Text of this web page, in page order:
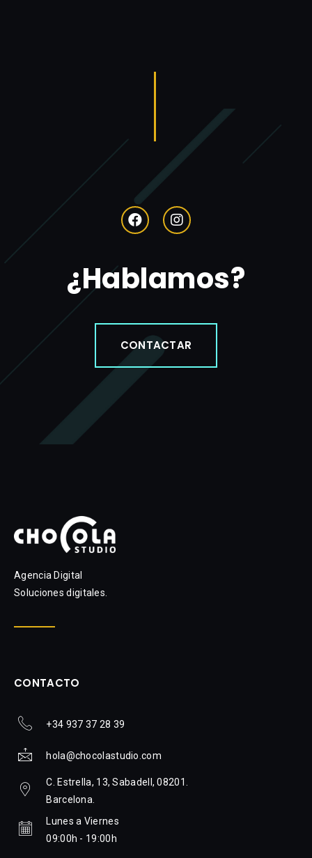
¿Hablamos?
CONTACTAR
Agencia Digital
Soluciones digitales.
CONTACTO
+34 937 37 28 39
hola@chocolastudio.com
C. Estrella, 13, Sabadell, 08201.
Barcelona.
Lunes a Viernes
09:00h - 19:00h